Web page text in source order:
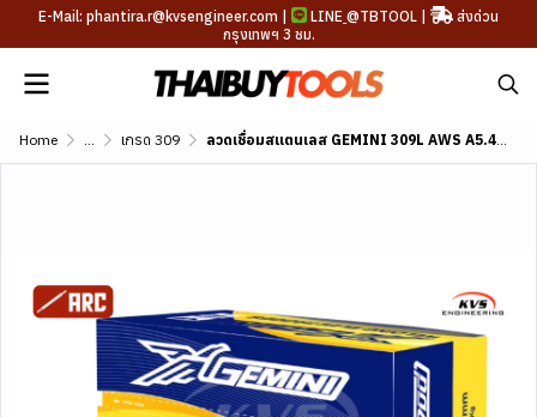
E-Mail: phantira.r@kvsengineer.com | LINE @TBTOOL |
ส่งด่วน
กรุงเทพฯ 3 ชม.
Home ... เกรด 309 ลวดเชื่อมสแตนเลส GEMINI 309L AWS A5.4 E309L-16